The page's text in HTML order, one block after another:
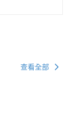
查看全部